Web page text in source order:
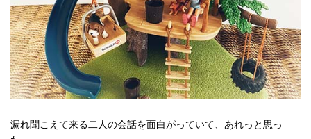
漏れ聞こえて来る二人の会話を面白がっていて、あれっと思っ